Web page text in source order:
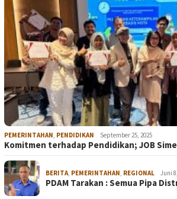
PEMERINTAHAN PENDIDIKAN September 25, 2025
Komitmen terhadap Pendidikan; JOB
BERITA PEMERINTAHAN REGIONAL Juni
PDAM Tarakan : Semua Pipa